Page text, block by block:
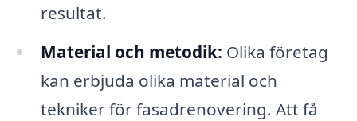
resultat.
Material och metodik: Olika företag
kan erbjuda olika material och
tekniker för fasadrenovering. Att få